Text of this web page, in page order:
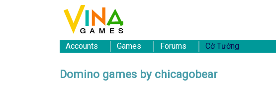
Accounts Games Forums Cờ Tướng
Domino games by chicagobear